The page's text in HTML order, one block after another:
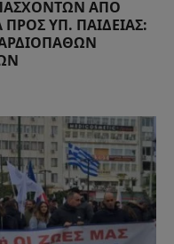
ΑΠΟ
ΥΠ. ΠΑΙΔΕΙΑΣ: